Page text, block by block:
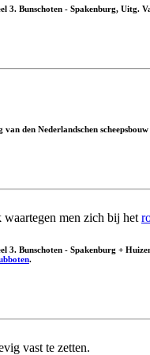
3. Bunschoten - Spakenburg, Uitg.
van den Nederlandschen
waartegen men zich bij het
3. Bunschoten - Spakenburg +
.
vast te zetten.